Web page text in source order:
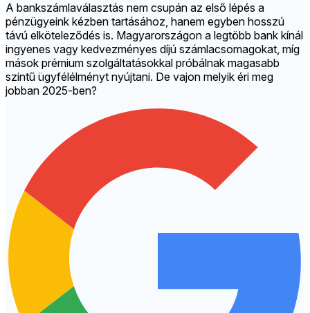
A bankszámlaválasztás nem csupán az első lépés a
pénzügyeink kézben tartásához, hanem egyben hosszú
távú elköteleződés is. Magyarországon a legtöbb bank kínál
ingyenes vagy kedvezményes díjú számlacsomagokat, míg
mások prémium szolgáltatásokkal próbálnak magasabb
szintű ügyfélélményt nyújtani. De vajon melyik éri meg
jobban 2025-ben?